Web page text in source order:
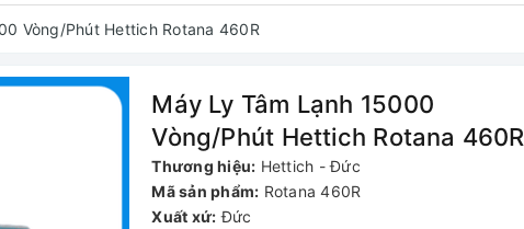
Vòng/Phút Hettich Rotana 460R
Máy Ly Tâm Lạnh 15000
Vòng/Phút Hettich Rotana 460R
Thương hiệu: Hettich - Đức
Mã sản phẩm: Rotana 460R
Xuất xứ: Đức